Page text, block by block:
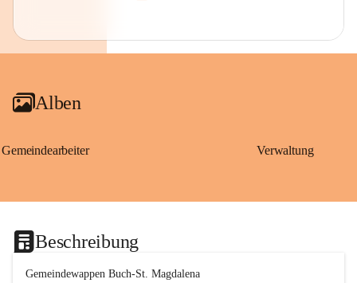
Alben
Gemeindearbeiter Verwaltung
Beschreibung
Gemeindewappen Buch-St. Magdalena